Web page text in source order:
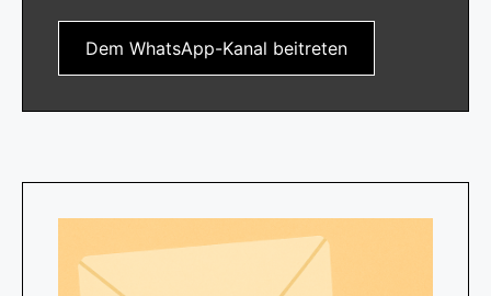
Dem WhatsApp-Kanal beitreten